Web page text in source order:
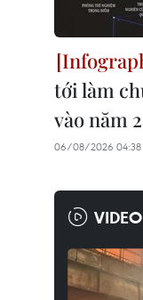
tới làm
vào năm
06/08/2026 04:38
VIDEO